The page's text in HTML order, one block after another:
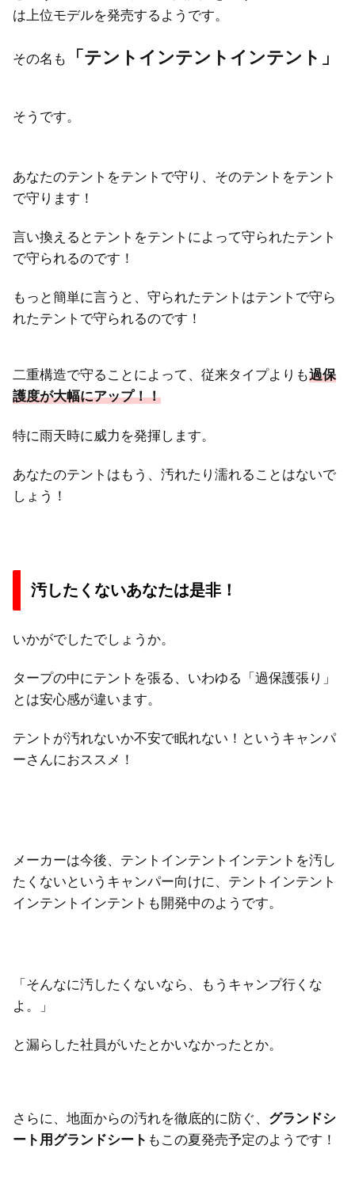
は上位モデルを発売するようです。
その名も 「テントインテントインテント」
そうです。
あなたのテントをテントで守り、そのテントをテント
で守ります！
言い換えるとテントをテントによって守られたテント
で守られるのです！
もっと簡単に言うと、守られたテントはテントで守ら
れたテントで守られるのです！
二重構造で守ることによって、従来タイプよりも過保
護度が大幅にアップ！！
特に雨天時に威力を発揮します。
あなたのテントはもう、汚れたり濡れることはないで
しょう！
汚したくないあなたは是非！
いかがでしたでしょうか。
タープの中にテントを張る、いわゆる「過保護張り」
とは安心感が違います。
テントが汚れないか不安で眠れない！というキャンパ
ーさんにおススメ！
メーカーは今後、テントインテントインテントを汚し
たくないというキャンパー向けに、テントインテント
インテントインテントも開発中のようです。
「そんなに汚したくないなら、もうキャンプ行くな
よ。」
と漏らした社員がいたとかいなかったとか。
さらに、地面からの汚れを徹底的に防ぐ、 グランドシ
ート用グランドシート もこの夏発売予定のようです！